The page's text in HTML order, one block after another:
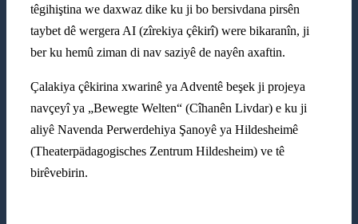
têgihiştina we daxwaz dike ku ji bo bersivdana pirsên
taybet dê wergera AI (zîrekiya çêkirî) were bikaranîn, ji
ber ku hemû ziman di nav saziyê de nayên axaftin.
Çalakiya çêkirina xwarinê ya Adventê beşek ji projeya
navçeyî ya „Bewegte Welten“ (Cîhanên Livdar) e ku ji
aliyê Navenda Perwerdehiya Şanoyê ya Hildesheimê
(Theaterpädagogisches Zentrum Hildesheim) ve tê
birêvebirin.